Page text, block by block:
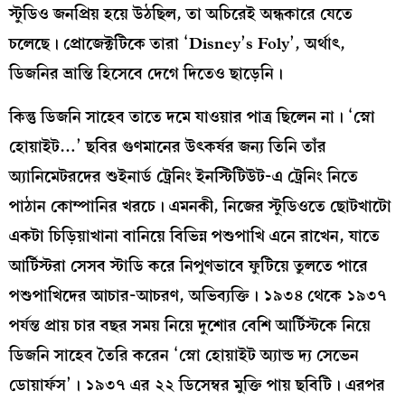
স্টুডিও জনপ্রিয় হয়ে উঠছিল, তা অচিরেই অন্ধকারে যেতে
চলেছে। প্রোজেক্টটিকে তারা ‘Disney’s Foly’, অর্থাৎ,
ডিজনির ভ্রান্তি হিসেবে দেগে দিতেও ছাড়েনি।
কিন্তু ডিজনি সাহেব তাতে দমে যাওয়ার পাত্র ছিলেন না। ‘স্নো
হোয়াইট…’ ছবির গুণমানের উৎকর্ষর জন্য তিনি তাঁর
অ্যানিমেটরদের শুইনার্ড ট্রেনিং ইনস্টিটিউট-এ ট্রেনিং নিতে
পাঠান কোম্পানির খরচে। এমনকী, নিজের স্টুডিওতে ছোটখাটো
একটা চিড়িয়াখানা বানিয়ে বিভিন্ন পশুপাখি এনে রাখেন, যাতে
আর্টিস্টরা সেসব স্টাডি করে নিপুণভাবে ফুটিয়ে তুলতে পারে
পশুপাখিদের আচার-আচরণ, অভিব্যক্তি। ১৯৩৪ থেকে ১৯৩৭
পর্যন্ত প্রায় চার বছর সময় নিয়ে দুশোর বেশি আর্টিস্টকে নিয়ে
ডিজনি সাহেব তৈরি করেন ‘স্নো হোয়াইট অ্যান্ড দ্য সেভেন
ডোয়ার্ফস’। ১৯৩৭ এর ২২ ডিসেম্বর মুক্তি পায় ছবিটি। এরপর